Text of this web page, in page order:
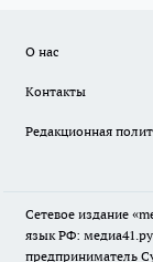
О нас
Контакты
Редакционная
Сетевое издание
язык РФ:
предприниматель